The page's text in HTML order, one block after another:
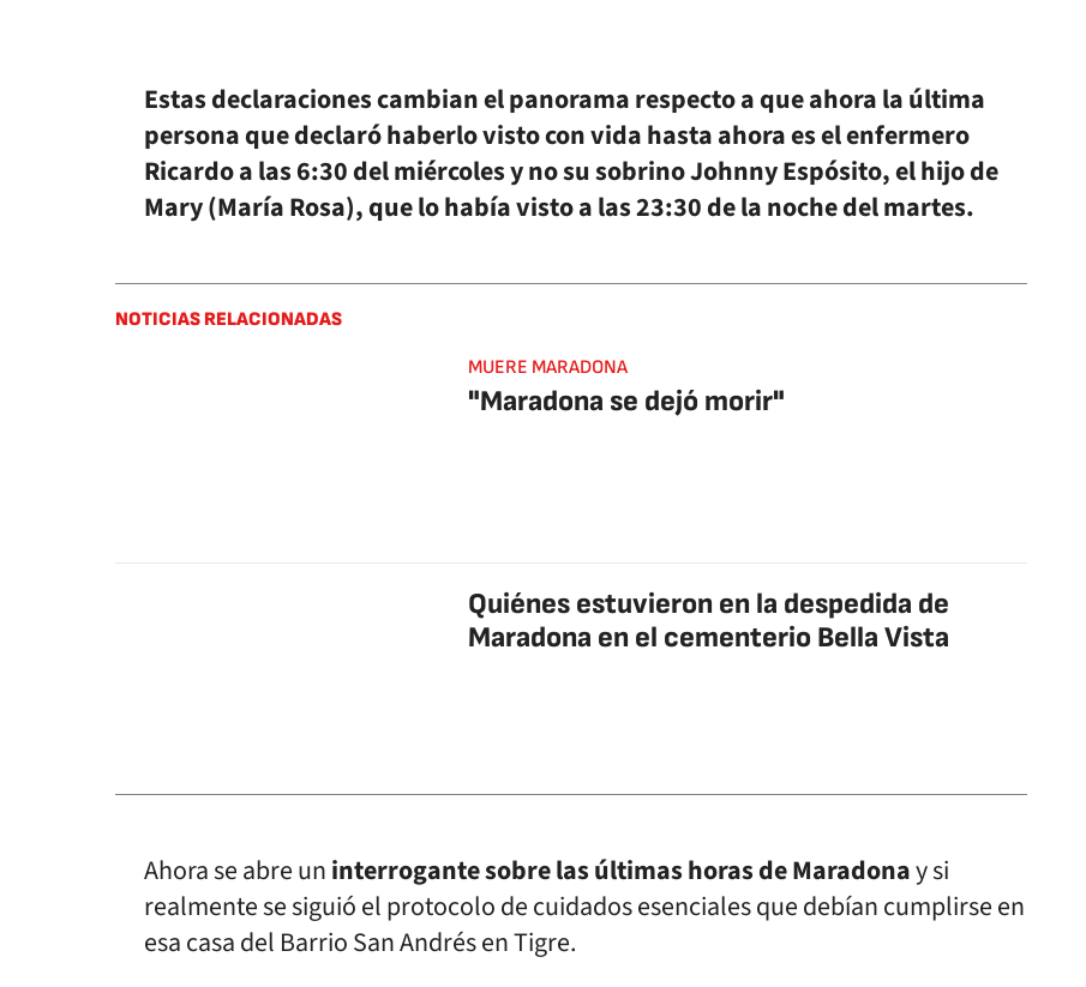
Estas declaraciones cambian el panorama respecto a que ahora la última
persona que declaró haberlo visto con vida hasta ahora es el enfermero
Ricardo a las 6:30 del miércoles y no su sobrino Johnny Espósito, el hijo de
Mary (María Rosa), que lo había visto a las 23:30 de la noche del martes.
NOTICIAS RELACIONADAS
MUERE MARADONA
"Maradona se dejó morir"
Quiénes estuvieron en la despedida de
Maradona en el cementerio Bella Vista
Ahora se abre uninterrogante sobre las últimas horas de Maradonay si
realmente se siguió el protocolo de cuidados esenciales que debían cumplirse en
esa casa del Barrio San Andrés en Tigre.